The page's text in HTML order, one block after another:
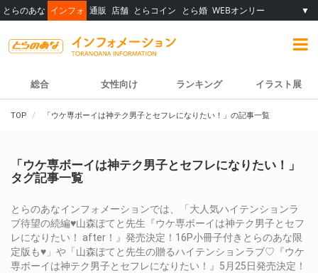
とらのあな インフォ 通販 店舗 とらコイン とら婚 WEBオンリー ▼
総合 女性向け ランキング イラスト展
TOP 「ウケ専ボーイは神テク男子とセフレになりたい！」の記事一覧
「ウケ専ボーイは神テク男子とセフレになりたい！」
タグ記事一覧
とらのあなインフォメーションでは、「大人気ハイテンションラ
ブ待望の続編♥山森ぽてと先生『ウケ専ボーイは神テク男子とセフ
レになりたい！ after！』発売決定！16P小冊子付きとらのあな限
定版も♥」や「山森ぽてと先生の贈るハイテンションラブ♡『ウケ
専ボーイは神テク男子とセフレになりたい！』5月25日発売決定！